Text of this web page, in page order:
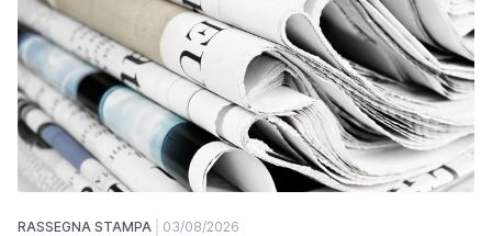
RASSEGNA STAMPA 03/08/2026